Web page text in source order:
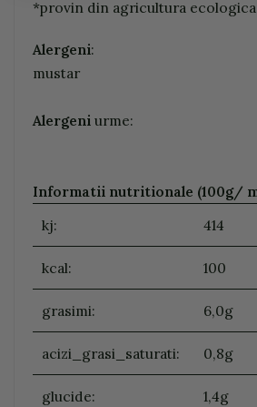
*provin din agricultura
Alergeni:
mustar
Alergeni urme:
Informatii nutritionale (100g/
kj:
414
kcal: 100
grasimi: 6,0g
acizi_grasi_saturati: 0,8g
glucide: 1,4g